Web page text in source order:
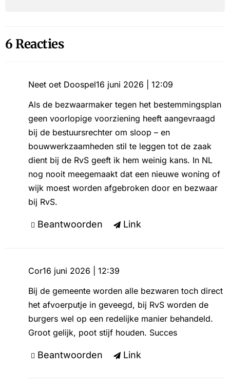
6 Reacties
Neet oet Doospel16 juni 2026 | 12:09
Als de bezwaarmaker tegen het bestemmingsplan
geen voorlopige voorziening heeft aangevraagd
bij de bestuursrechter om sloop – en
bouwwerkzaamheden stil te leggen tot de zaak
dient bij de RvS geeft ik hem weinig kans. In NL
nog nooit meegemaakt dat een nieuwe woning of
wijk moest worden afgebroken door en bezwaar
bij RvS.
Beantwoorden Link
Cor16 juni 2026 | 12:39
Bij de gemeente worden alle bezwaren toch direct
het afvoerputje in geveegd, bij RvS worden de
burgers wel op een redelijke manier behandeld.
Groot gelijk, poot stijf houden. Succes
Beantwoorden Link